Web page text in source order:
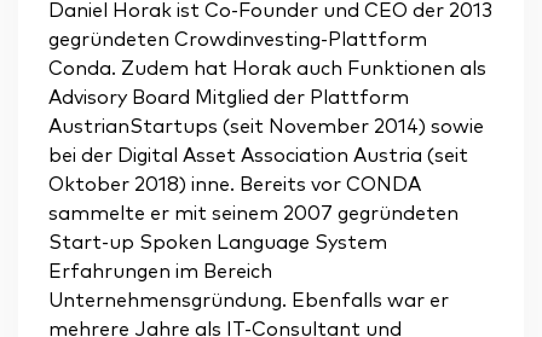
Daniel Horak ist Co-Founder und CEO der 2013
gegründeten Crowdinvesting-Plattform
Conda. Zudem hat Horak auch Funktionen als
Advisory Board Mitglied der Plattform
AustrianStartups (seit November 2014) sowie
bei der Digital Asset Association Austria (seit
Oktober 2018) inne. Bereits vor CONDA
sammelte er mit seinem 2007 gegründeten
Start-up Spoken Language System
Erfahrungen im Bereich
Unternehmensgründung. Ebenfalls war er
mehrere Jahre als IT-Consultant und